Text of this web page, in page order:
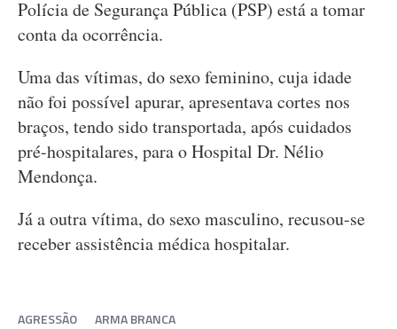
Polícia de Segurança Pública (PSP) está a tomar
conta da ocorrência.
Uma das vítimas, do sexo feminino, cuja idade
não foi possível apurar, apresentava cortes nos
braços, tendo sido transportada, após cuidados
pré-hospitalares, para o Hospital Dr. Nélio
Mendonça.
Já a outra vítima, do sexo masculino, recusou-se
receber assistência médica hospitalar.
AGRESSÃO ARMA BRANCA